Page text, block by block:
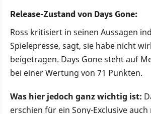
Release-Zustand von Days Gone:
Ross kritisiert in seinen Aussagen
Spielepresse, sagt, sie habe nicht
beigetragen. Days Gone steht auf
bei einer Wertung von 71 Punkten.
Was hier jedoch ganz wichtig ist:
erschien für ein Sony-Exclusive auch